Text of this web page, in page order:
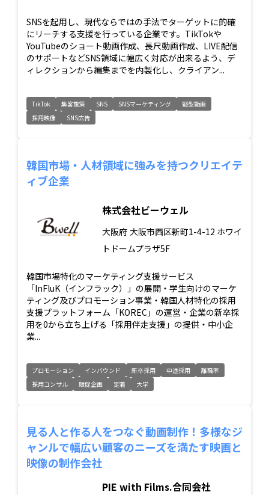
SNSを起用し、現代ならではの手法でターゲットに的確
にリーチする支援を行っている企業です。TikTokや
YouTubeのショート動画作成、長尺動画作成、LIVE配信
のサポートなどSNS領域に幅広く対応が出来るよう、デ
ィレクションから編集までを内製化し、クライアン...
TikTok 集客施策 SNS SNSマーケティング
縦型動画
採用映像
SNS広告
韓国市場・人材領域に強みを持つクリエイテ
ィブ企業
株式会社ビーウェル
大阪府 大阪市西区新町1-4-12 ホワイ
トドームプラザ5F
韓国市場特化のマーケティング支援サービス
「InFluK（インフラック）」の展開・学生向けのマーケ
ティング及びプロモーション事業・韓国人材特化の採用
支援プラットフォーム「KOREC」の運営・企業の新卒採
用を0から立ち上げる「採用伴走支援」の提供・中小企
業...
プロモーション インバウンド 新卒採用 中途採用
離職率
採用コンサル
販促企画 定着 大学
見る人と作る人をつなぐ動画制作！多様なジ
ャンルで幅広い顧客のニーズを満たす映画と
映像の制作会社
PIE with Films.合同会社